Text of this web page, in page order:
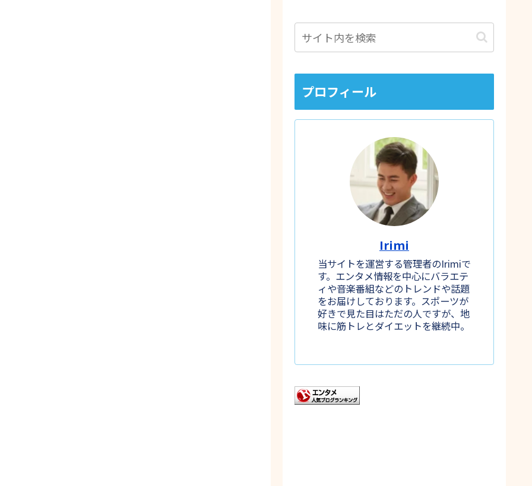
プロフィール
Irimi
当サイトを運営する管理者のIrimiで
す。エンタメ情報を中心にバラエテ
ィや音楽番組などのトレンドや話題
をお届けしております。スポーツが
好きで見た目はただの人ですが、地
味に筋トレとダイエットを継続中。